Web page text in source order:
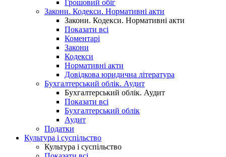
Грошовий обіг
Закони. Кодекси. Нормативні акти
Закони. Кодекси. Нормативні акти
Показати всі
Коментарі
Закони
Кодекси
Нормативні акти
Довідкова юридична література
Бухгалтерський облік. Аудит
Бухгалтерський облік. Аудит
Показати всі
Бухгалтерський облік
Аудит
Податки
Культура і суспільство
Культура і суспільство